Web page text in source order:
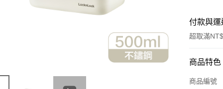
付款與
超取滿
付款方式
信用卡一
商品特色
商品編號